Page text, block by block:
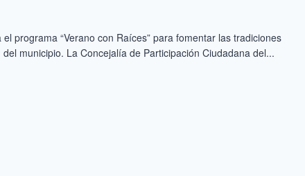
programa “Verano con Raíces” para fomentar las tradiciones
municipio. La Concejalía de Participación Ciudadana del...